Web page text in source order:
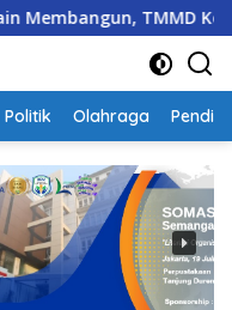
Ke-129 Juga Menanam
Politik Olahraga